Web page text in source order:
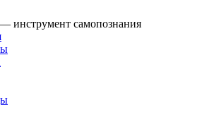
инструмент самопознания